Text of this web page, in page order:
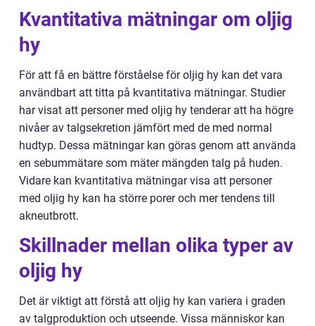
Kvantitativa mätningar om oljig
hy
För att få en bättre förståelse för oljig hy kan det vara
användbart att titta på kvantitativa mätningar. Studier
har visat att personer med oljig hy tenderar att ha högre
nivåer av talgsekretion jämfört med de med normal
hudtyp. Dessa mätningar kan göras genom att använda
en sebummätare som mäter mängden talg på huden.
Vidare kan kvantitativa mätningar visa att personer
med oljig hy kan ha större porer och mer tendens till
akneutbrott.
Skillnader mellan olika typer av
oljig hy
Det är viktigt att förstå att oljig hy kan variera i graden
av talgproduktion och utseende. Vissa människor kan